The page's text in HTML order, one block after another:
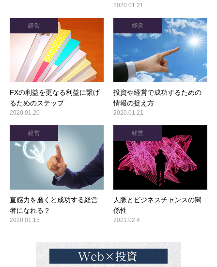
2020.01.21
FXの利益を更なる利益に繋げ
るためのステップ
2020.01.20
経営
投資や経営で成功するための
情報の捉え方
2020.01.21
経営
直感力を磨くと成功する経営
者になれる？
2020.01.15
経営
人脈とビジネスチャンスの関
係性
2021.02.4
経営